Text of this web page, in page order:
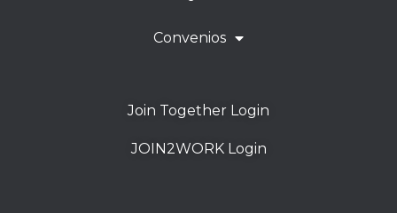
Convenios
Join Together Login
JOIN2WORK Login